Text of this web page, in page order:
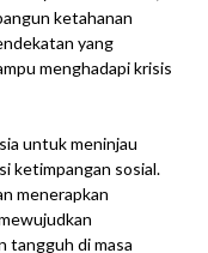
ketahanan
yang
menghadapi krisis
untuk meninjau
ketimpangan sosial.
menerapkan
tangguh di masa